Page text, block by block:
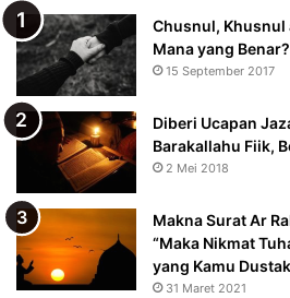
Chusnul, Khusnul
Mana yang Benar?
15 September 2017
Diberi Ucapan
Barakallahu Fiik,
2 Mei 2018
Makna Surat Ar
“Maka Nikmat
yang Kamu
31 Maret 2021